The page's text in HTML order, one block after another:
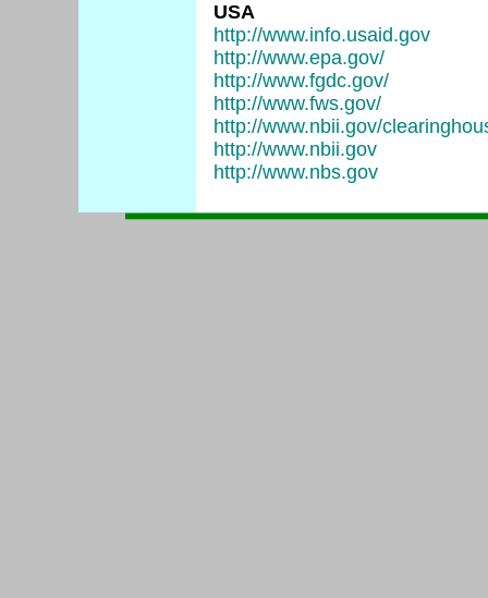
USA
http://www.info.usaid.gov
http://www.epa.gov/
http://www.fgdc.gov/
http://www.fws.gov/
http://www.nbii.gov/
http://www.nbii.gov
http://www.nbs.gov